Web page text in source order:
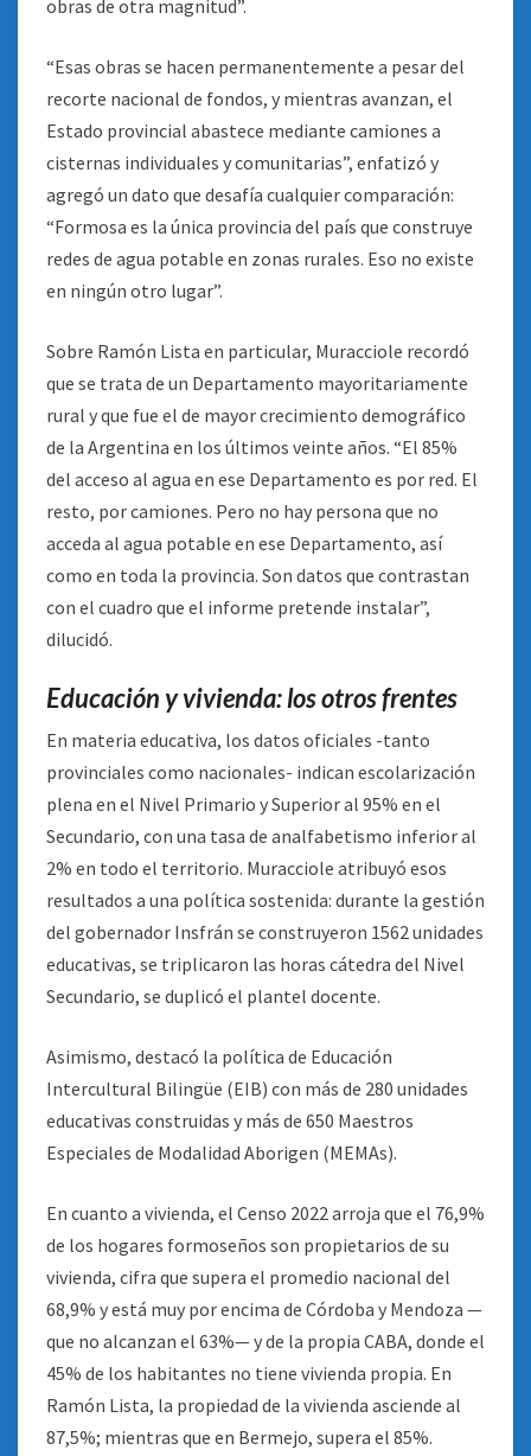
obras de otra magnitud”.
“Esas obras se hacen permanentemente a pesar del
recorte nacional de fondos, y mientras avanzan, el
Estado provincial abastece mediante camiones a
cisternas individuales y comunitarias”, enfatizó y
agregó un dato que desafía cualquier comparación:
“Formosa es la única provincia del país que construye
redes de agua potable en zonas rurales. Eso no existe
en ningún otro lugar”.
Sobre Ramón Lista en particular, Muracciole recordó
que se trata de un Departamento mayoritariamente
rural y que fue el de mayor crecimiento demográfico
de la Argentina en los últimos veinte años. “El 85%
del acceso al agua en ese Departamento es por red. El
resto, por camiones. Pero no hay persona que no
acceda al agua potable en ese Departamento, así
como en toda la provincia. Son datos que contrastan
con el cuadro que el informe pretende instalar”,
dilucidó.
Educación y vivienda: los otros frentes
En materia educativa, los datos oficiales -tanto
provinciales como nacionales- indican escolarización
plena en el Nivel Primario y Superior al 95% en el
Secundario, con una tasa de analfabetismo inferior al
2% en todo el territorio. Muracciole atribuyó esos
resultados a una política sostenida: durante la gestión
del gobernador Insfrán se construyeron 1562 unidades
educativas, se triplicaron las horas cátedra del Nivel
Secundario, se duplicó el plantel docente.
Asimismo, destacó la política de Educación
Intercultural Bilingüe (EIB) con más de 280 unidades
educativas construidas y más de 650 Maestros
Especiales de Modalidad Aborigen (MEMAs).
En cuanto a vivienda, el Censo 2022 arroja que el 76,9%
de los hogares formoseños son propietarios de su
vivienda, cifra que supera el promedio nacional del
68,9% y está muy por encima de Córdoba y Mendoza —
que no alcanzan el 63%— y de la propia CABA, donde el
45% de los habitantes no tiene vivienda propia. En
Ramón Lista, la propiedad de la vivienda asciende al
87,5%; mientras que en Bermejo, supera el 85%.